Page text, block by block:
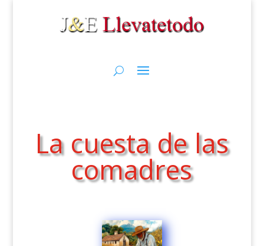
La cuesta de las
comadres